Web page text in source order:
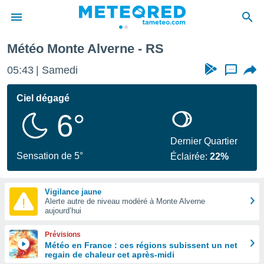
de
Météo Monte Alverne - RS
05:43 Samedi ...
Ciel dégagé
6°
Sensation de 5°
Dernier Quartier
Éclairée:22%
Vigilance jaune
Alerte autre de niveau modéré à Monte Alverne
aujourd’hui
Prévisions
Météo en France : ces régions subissent un net
regain de chaleur cet après-midi